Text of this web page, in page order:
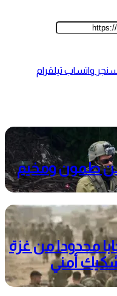
واتساب تيلقرام
من طمون ومخيم
محدودا من غزة
أمني